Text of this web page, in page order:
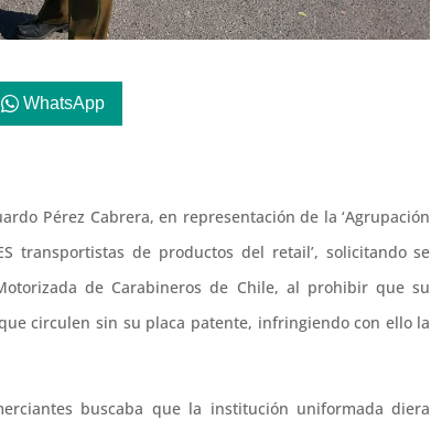
WhatsApp
Pérez Cabrera, en representación de la ‘Agrupación
transportistas de productos del retail’, solicitando se
de Carabineros de Chile, al prohibir que su
circulen sin su placa patente, infringiendo con ello la
buscaba que la institución uniformada diera